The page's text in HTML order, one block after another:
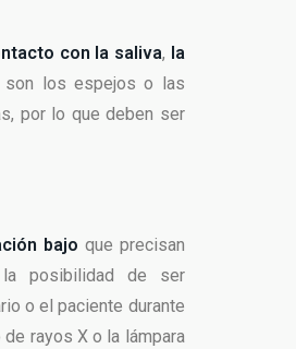
con la saliva, la
son los espejos o las
por lo que deben ser
bajo que precisan
posibilidad de ser
o el paciente durante
de rayos X o la lámpara